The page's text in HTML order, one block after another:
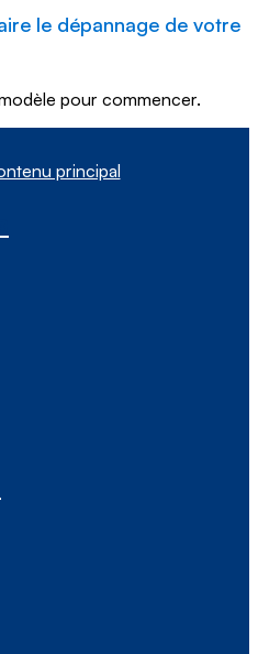
le dépannage de votre
pour commencer.
principal